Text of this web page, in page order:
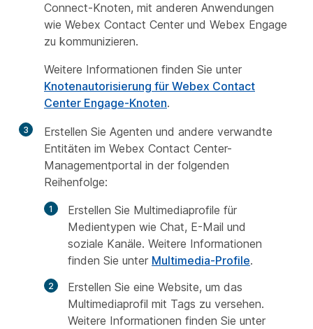
Connect-Knoten, mit anderen Anwendungen
wie Webex Contact Center und Webex Engage
zu kommunizieren.
Weitere Informationen finden Sie unter
Knotenautorisierung für Webex Contact
Center Engage-Knoten.
3
Erstellen Sie Agenten und andere verwandte
Entitäten im Webex Contact Center-
Managementportal in der folgenden
Reihenfolge:
Erstellen Sie Multimediaprofile für
Medientypen wie Chat, E-Mail und
soziale Kanäle. Weitere Informationen
finden Sie unter Multimedia-Profile.
Erstellen Sie eine Website, um das
Multimediaprofil mit Tags zu versehen.
Weitere Informationen finden Sie unter